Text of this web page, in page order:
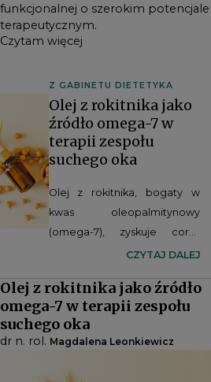
funkcjonalnej o szerokim potencjale
terapeutycznym.
Czytam więcej
Z GABINETU DIETETYKA
Olej z rokitnika jako
źródło omega-7 w
terapii zespołu
suchego oka
Olej z rokitnika, bogaty w
kwas oleopalmitynowy
(omega-7), zyskuje coraz
większe znaczenie jako
suchego oka. Dzięki
właściwościom
przeciwzapalnym,
regeneracyjnym i
cytoprotekcyjnym wpływa
CZYTAJ DALEJ
Olej z rokitnika jako źródło
omega-7 w terapii zespołu
suchego oka
dr n. rol. Magdalena Leonkiewicz